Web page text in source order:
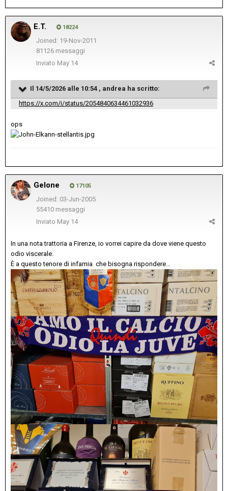
E.T. 18224
Joined: 19-Nov-2011
81126 messaggi
Inviato May 14
Il 14/5/2026 alle 10:54 , andrea ha scritto:
https://x.com/i/status/2054840634461032936
ops
Gelone 17105
Joined: 03-Jun-2005
55410 messaggi
Inviato May 14
In una nota trattoria a Firenze, io vorrei capire da dove viene questo
odio viscerale.
È a questo tenore di infamia che bisogna rispondere...